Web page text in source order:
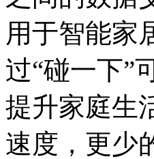
用于智能家
过“碰一下”
提升家庭生
速度，更少